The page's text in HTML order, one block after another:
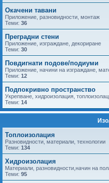
Окачени тавани
Приложение, разновидности, монтаж
Теми: 36
Преградни стени
Приложение, изграждане, декориране
Теми: 30
Повдигнати подове/подиуми
Приложение, начини на изграждане,
Теми: 12
Подпокривно пространство
Укрепване, хидроизолация,
Теми: 14
Топлоизолация
Разновидности, материали, технологии
Теми: 134
Хидроизолация
Материали, разновидности,начин на
Теми: 95